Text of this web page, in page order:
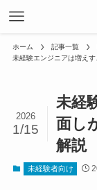
ホーム 記事一覧
未経験エンジニアは増え
未経
面し
解説
2026
1/15
未経験者向け